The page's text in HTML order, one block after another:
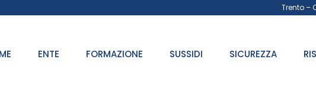
Trento –
ENTE FORMAZIONE SUSSIDI SICUREZZA